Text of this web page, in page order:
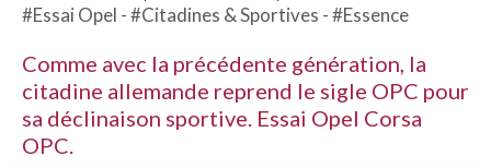
#Essai Opel - #Citadines & Sportives - #Essence
Comme avec la précédente génération, la
citadine allemande reprend le sigle OPC pour
sa déclinaison sportive. Essai Opel Corsa
OPC.